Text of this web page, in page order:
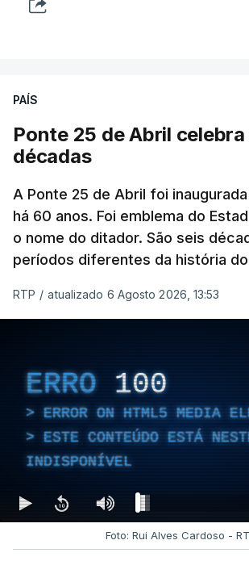
PAÍS
Ponte 25 de Abril celebra
décadas
A Ponte 25 de Abril foi
há 60 anos. Foi emblema do
o nome do ditador. São seis
períodos diferentes da história
RTP / atualizado 6 Agosto 2026, 13:53
ERRO 100
ERROR ON HTML5 MEDIA
ESTE CONTEÚDO ESTÁ
INDISPONÍVEL
Foto: Rui Alves Cardoso -